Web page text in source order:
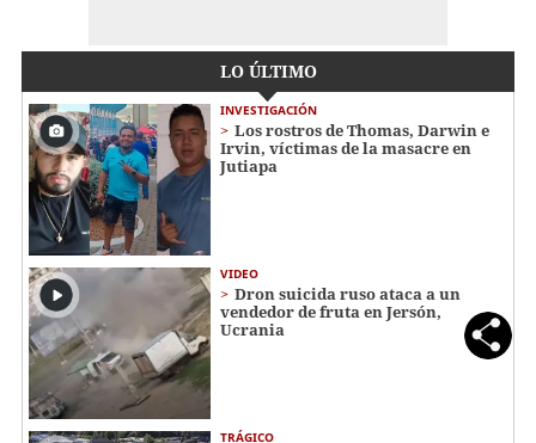
LO ÚLTIMO
INVESTIGACIÓN
Los rostros de Thomas, Darwin e
Irvin, víctimas de la masacre en
Jutiapa
VIDEO
Dron suicida ruso ataca a un
vendedor de fruta en Jersón,
Ucrania
TRÁGICO